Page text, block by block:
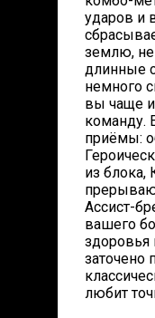
ударов и
землю, не
длинные
немного
вы чаще
команду.
приёмы:
из блока,
Ассист-
вашего
здоровья
заточено
любит